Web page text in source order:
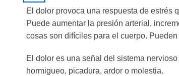
El dolor provoca una respuesta de estrés
Puede aumentar la presión arterial,
cosas son difíciles para el cuerpo.
El dolor es una señal del sistema
hormigueo, picadura, ardor o molestia.